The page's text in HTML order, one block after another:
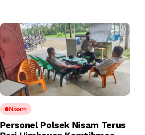
Nisam
Personel Polsek Nisam Terus